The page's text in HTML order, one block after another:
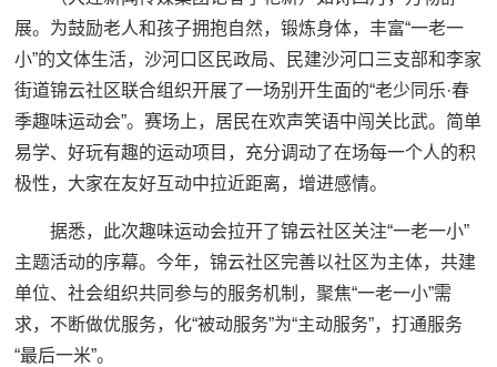
展。为鼓励老人和孩子拥抱自然，锻炼身体，丰富“一老一
小”的文体生活，沙河口区民政局、民建沙河口三支部和李家
街道锦云社区联合组织开展了一场别开生面的“老少同乐·春
季趣味运动会”。赛场上，居民在欢声笑语中闯关比武。简单
易学、好玩有趣的运动项目，充分调动了在场每一个人的积
极性，大家在友好互动中拉近距离，增进感情。
据悉，此次趣味运动会拉开了锦云社区关注“一老一小”
主题活动的序幕。今年，锦云社区完善以社区为主体，共建
单位、社会组织共同参与的服务机制，聚焦“一老一小”需
求，不断做优服务，化“被动服务”为“主动服务”，打通服务
“最后一米”。